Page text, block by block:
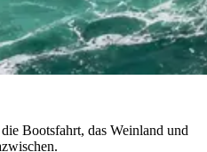
Bootsfahrt, das Weinland und